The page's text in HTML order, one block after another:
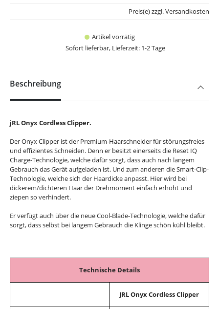
Artikel vorrätig
Sofort lieferbar, Lieferzeit: 1-2 Tage
Preis(e) zzgl. Versandkosten
Beschreibung
jRL Onyx Cordless Clipper.
Der Onyx Clipper ist der Premium-Haarschneider für störungsfreies
und effizientes Schneiden. Denn er besitzt einerseits die Reset IQ
Charge-Technologie, welche dafür sorgt, dass auch nach langem
Gebrauch das Gerät aufgeladen ist. Und zum anderen die Smart-Clip-
Technologie, welche sich der Haardicke anpasst. Hier wird bei
dickerem/dichteren Haar der Drehmoment einfach erhöht und
ziepen so verhindert.
Er verfügt auch über die neue Cool-Blade-Technologie, welche dafür
sorgt, dass selbst bei langem Gebrauch die Klinge schön kühl bleibt.
Technische Details
JRL Onyx Cordless Clipper